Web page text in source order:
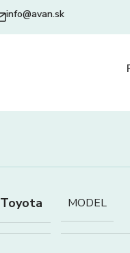
info@avan.sk
Toyota MODEL